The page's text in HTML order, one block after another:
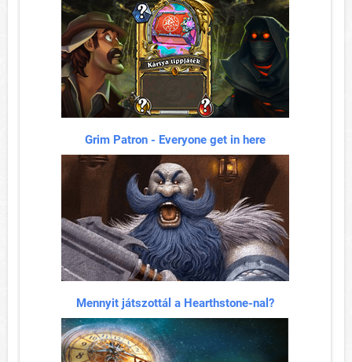
Grim Patron - Everyone get in here
Mennyit játszottál a Hearthstone-nal?